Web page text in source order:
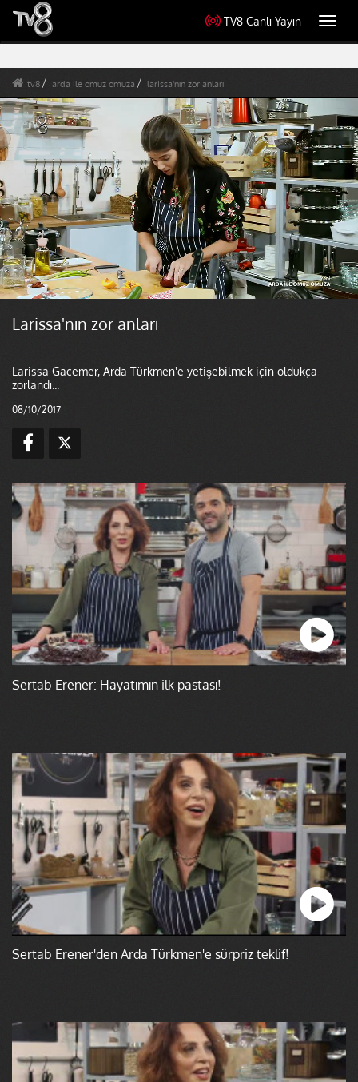
TV8 Canlı Yayın
tv8 arda ile omuz omuza larissa'nın zor anları
Larissa'nın zor anları
Larissa Gacemer, Arda Türkmen'e yetişebilmek için oldukça
zorlandı...
08/10/2017
Sertab Erener: Hayatımın ilk pastası!
Sertab Erener'den Arda Türkmen'e sürpriz teklif!